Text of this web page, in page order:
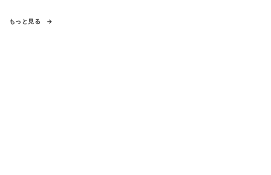
もっと見る